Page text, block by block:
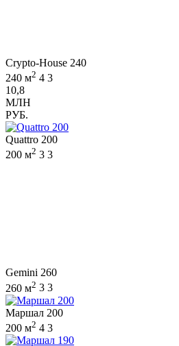
Crypto-House 240
240 м2 4 3
10,8
МЛН
РУБ.
Quattro 200
200 м2 3 3
Gemini 260
260 м2 3 3
Маршал 200
200 м2 4 3